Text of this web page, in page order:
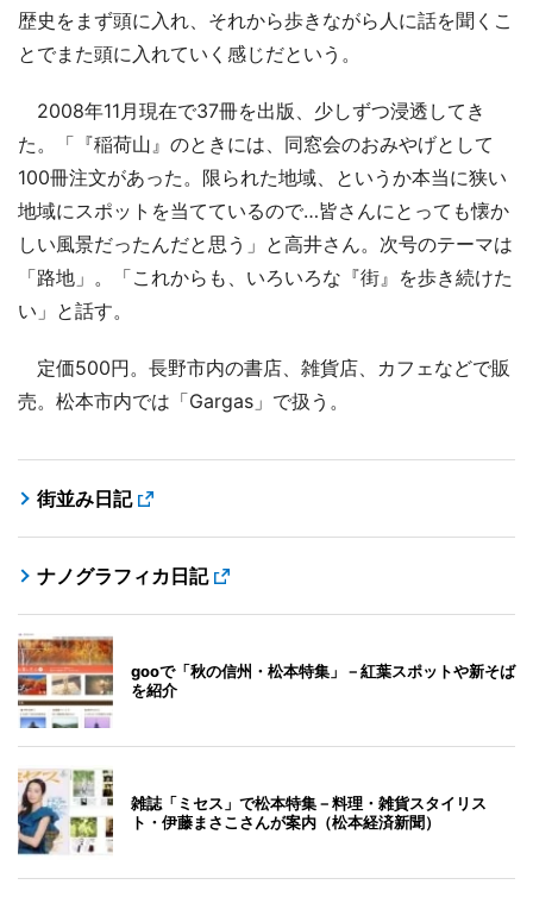
歴史をまず頭に入れ、それから歩きながら人に話を聞くこ
とでまた頭に入れていく感じだという。
2008年11月現在で37冊を出版、少しずつ浸透してき
た。「『稲荷山』のときには、同窓会のおみやげとして
100冊注文があった。限られた地域、というか本当に狭い
地域にスポットを当てているので…皆さんにとっても懐か
しい風景だったんだと思う」と高井さん。次号のテーマは
「路地」。「これからも、いろいろな『街』を歩き続けた
い」と話す。
定価500円。長野市内の書店、雑貨店、カフェなどで販
売。松本市内では「Gargas」で扱う。
街並み日記
ナノグラフィカ日記
gooで「秋の信州・松本特集」－紅葉スポットや新そば
を紹介
雑誌「ミセス」で松本特集－料理・雑貨スタイリス
ト・伊藤まさこさんが案内（松本経済新聞）